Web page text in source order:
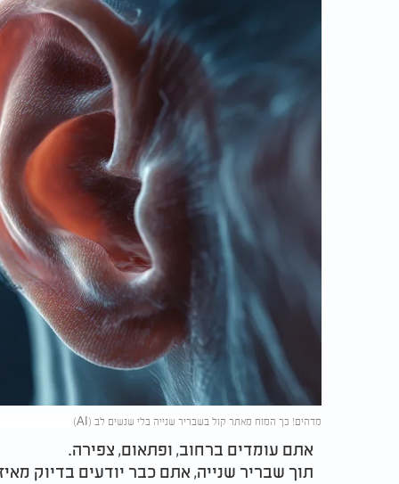
מדהים! כך המוח מאתר קול בשבריר שנייה בלי שנשים לב (AI)
אתם עומדים ברחוב, ופתאום, צפירה.
תוך שבריר שנייה, אתם כבר יודעים בדיוק